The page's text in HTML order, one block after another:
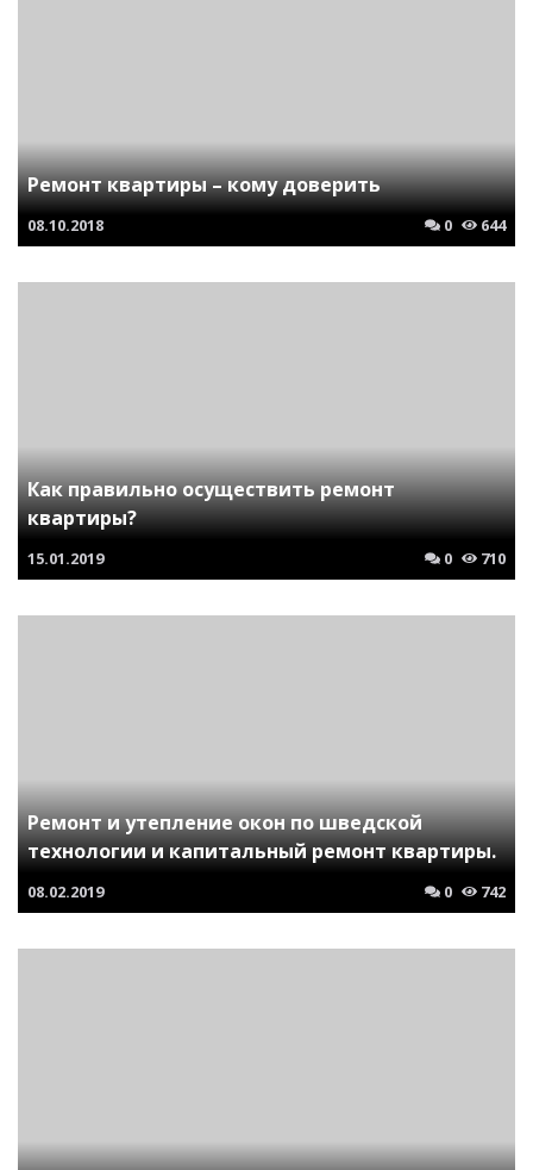
Ремонт квартиры – кому доверить
08.10.2018 0 644
Как правильно осуществить ремонт
квартиры?
15.01.2019 0 710
Ремонт и утепление окон по шведской
технологии и капитальный ремонт квартиры.
08.02.2019 0 742